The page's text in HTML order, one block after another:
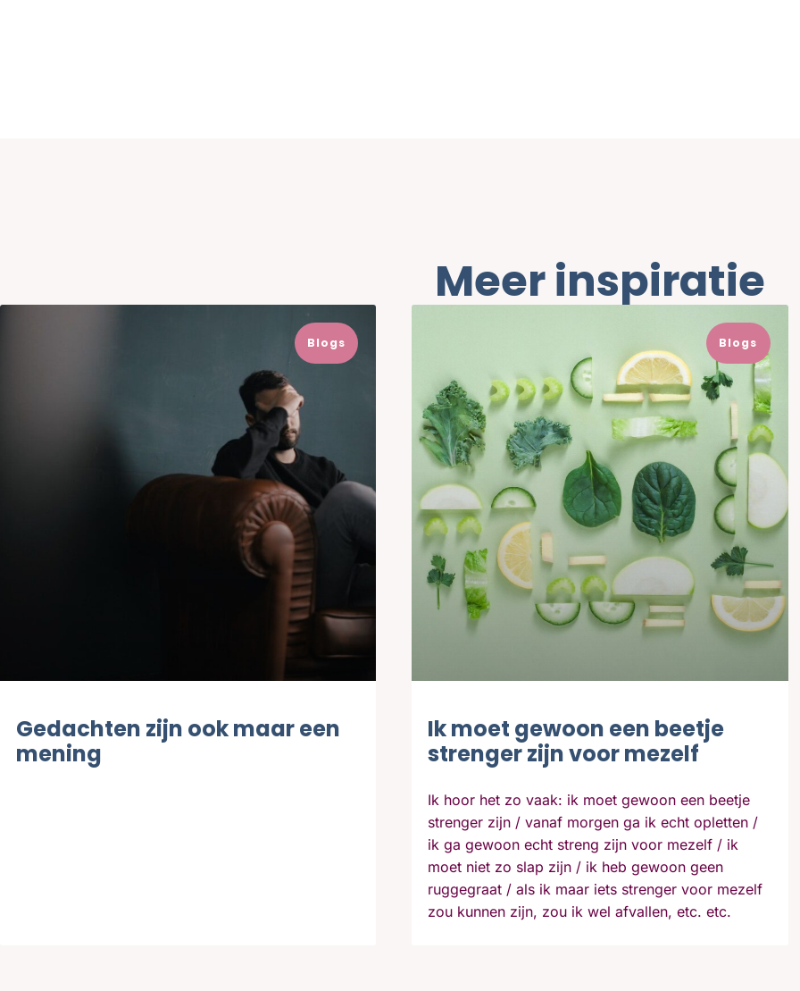
Meer inspiratie
Blogs
Gedachten zijn ook maar een
mening
Blogs
Ik moet gewoon een beetje
strenger zijn voor mezelf
Ik hoor het zo vaak: ik moet gewoon een beetje
strenger zijn / vanaf morgen ga ik echt opletten /
ik ga gewoon echt streng zijn voor mezelf / ik
moet niet zo slap zijn / ik heb gewoon geen
ruggegraat / als ik maar iets strenger voor mezelf
zou kunnen zijn, zou ik wel afvallen, etc. etc.